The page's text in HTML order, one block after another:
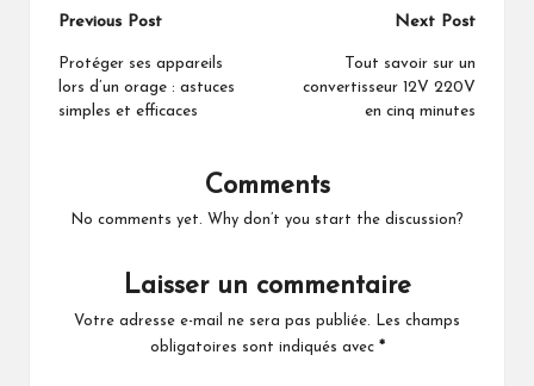
Post
navigation
Previous Post
Protéger ses appareils
lors d’un orage : astuces
simples et efficaces
Next Post
Tout savoir sur un
convertisseur 12V 220V
en cinq minutes
Comments
No comments yet. Why don’t you start the discussion?
Laisser un commentaire
Votre adresse e-mail ne sera pas publiée.
Les champs
obligatoires sont indiqués avec *